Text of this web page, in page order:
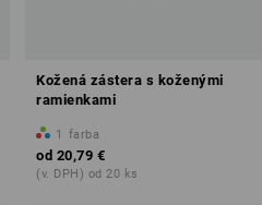
Kožená zástera s koženými
ramienkami
1 farba
od 20,79 €
(v. DPH) od 20 ks